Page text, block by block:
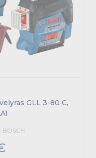
GLL 3-80 C,